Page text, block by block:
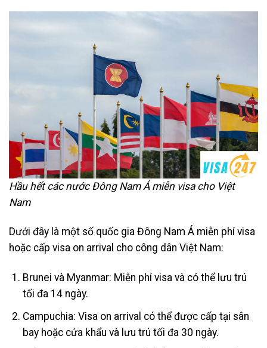
Hầu hết các nước Đông Nam Á miễn visa cho Việt
Nam
Dưới đây là một số quốc gia Đông Nam Á miễn phí visa
hoặc cấp visa on arrival cho công dân Việt Nam:
Brunei và Myanmar: Miễn phí visa và có thể lưu trú
tối đa 14 ngày.
Campuchia: Visa on arrival có thể được cấp tại sân
bay hoặc cửa khẩu và lưu trú tối đa 30 ngày.